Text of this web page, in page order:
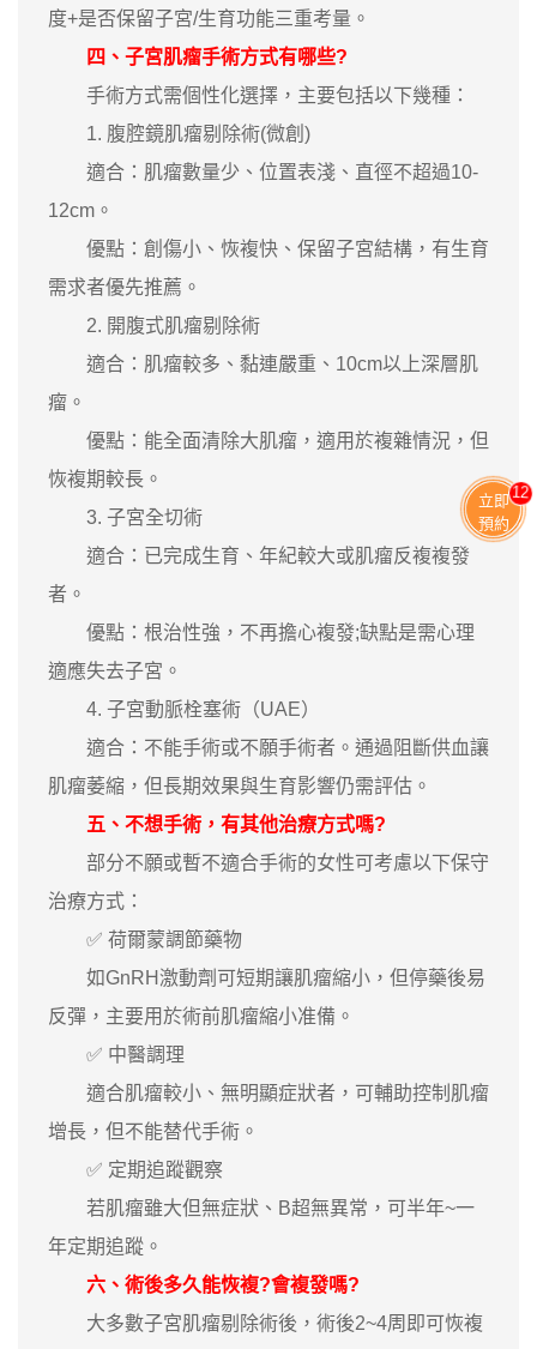
度+是否保留子宮/生育功能三重考量。
四、子宮肌瘤手術方式有哪些?
手術方式需個性化選擇，主要包括以下幾種：
1. 腹腔鏡肌瘤剔除術(微創)
適合：肌瘤數量少、位置表淺、直徑不超過10-
12cm。
優點：創傷小、恢複快、保留子宮結構，有生育
需求者優先推薦。
2. 開腹式肌瘤剔除術
適合：肌瘤較多、黏連嚴重、10cm以上深層肌
瘤。
優點：能全面清除大肌瘤，適用於複雜情況，但
恢複期較長。
3. 子宮全切術
適合：已完成生育、年紀較大或肌瘤反複複發
者。
優點：根治性強，不再擔心複發;缺點是需心理
適應失去子宮。
4. 子宮動脈栓塞術（UAE）
適合：不能手術或不願手術者。通過阻斷供血讓
肌瘤萎縮，但長期效果與生育影響仍需評估。
五、不想手術，有其他治療方式嗎?
部分不願或暫不適合手術的女性可考慮以下保守
治療方式：
✅ 荷爾蒙調節藥物
如GnRH激動劑可短期讓肌瘤縮小，但停藥後易
反彈，主要用於術前肌瘤縮小准備。
✅ 中醫調理
適合肌瘤較小、無明顯症狀者，可輔助控制肌瘤
增長，但不能替代手術。
✅ 定期追蹤觀察
若肌瘤雖大但無症狀、B超無異常，可半年~一
年定期追蹤。
六、術後多久能恢複?會複發嗎?
大多數子宮肌瘤剔除術後，術後2~4周即可恢複
立即
預約
11